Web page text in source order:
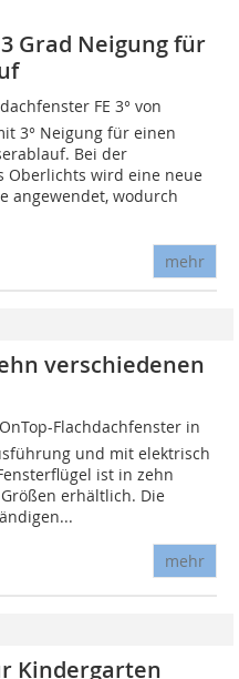
Grad Neigung für
FE 3° von
3° Neigung für einen
Bei der
Oberlichts wird eine neue
angewendet, wodurch
mehr
verschiedenen
Flachdachfenster in
und mit elektrisch
ist in zehn
erhältlich. Die
mehr
Kindergarten